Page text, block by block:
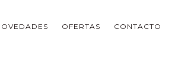
OFERTAS CONTACTO